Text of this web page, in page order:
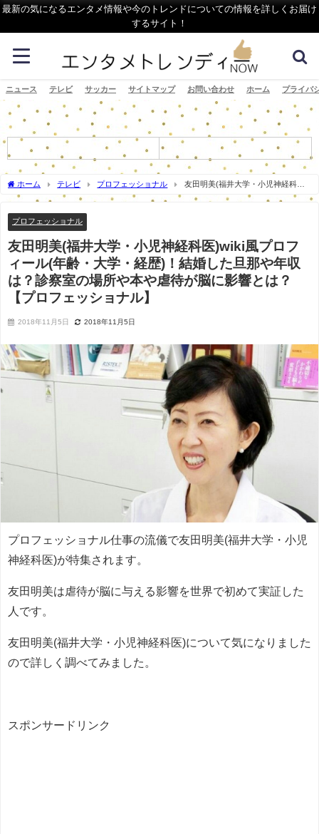
最新の気になるエンタメ情報や今のトレンドについての情報を詳しくお届け
するサイト！
ニュース テレビ サッカー サイトマップ お問い合わせ ホーム プライバ
ホーム テレビ プロフェッショナル
友田明美(福井大学・小児神経科
医)wiki風プロフィール(年齢・大学・経歴)！結婚した旦那や年収は？診察室の場所や本
プロフェッショナル
友田明美(福井大学・小児神経科医)wiki風プロフ
ィール(年齢・大学・経歴)！結婚した旦那や年収
は？診察室の場所や本や虐待が脳に影響とは？
【プロフェッショナル】
2018年11月5日 2018年11月5日
プロフェッショナル仕事の流儀で友田明美(福井大学・小児
神経科医)が特集されます。
友田明美は虐待が脳に与える影響を世界で初めて実証した
人です。
友田明美(福井大学・小児神経科医)について気になりました
ので詳しく調べてみました。
スポンサードリンク